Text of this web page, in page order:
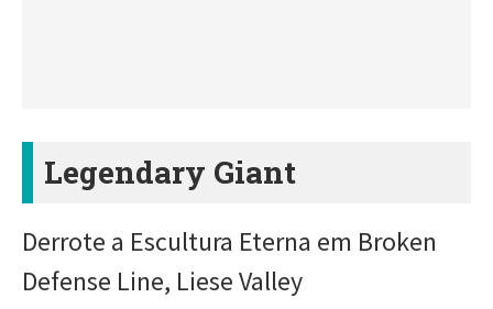
Legendary Giant
Derrote a Escultura Eterna em Broken
Defense Line, Liese Valley